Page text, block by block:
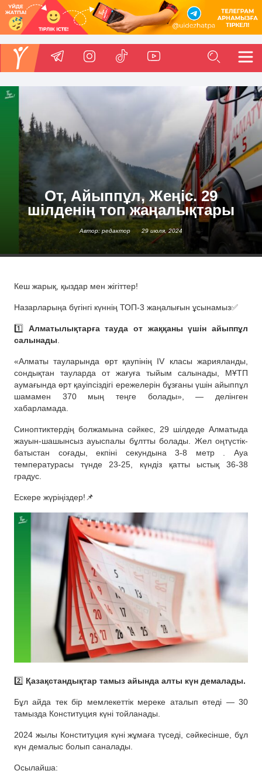
От, Айыппұл, Жеңіс. 29
шілденің топ жаңалықтары
Автор: редактор 29 июля, 2024
Кеш жарық, қыздар мен жігіттер!
Назарларыңа бүгінгі күннің ТОП-3 жаңалығын ұсынамыз✅
1️⃣ Алматылықтарға тауда от жаққаны үшін айыппұл
салынады.
«Алматы тауларында өрт қаупінің IV класы жарияланды,
сондықтан тауларда от жағуға тыйым салынады, МҰТП
аумағында өрт қауіпсіздігі ережелерін бұзғаны үшін айыппұл
шамамен 370 мың теңге болады», — делінген
хабарламада.
Синоптиктердің болжамына сәйкес, 29 шілдеде Алматыда
жауын-шашынсыз ауыспалы бұлтты болады. Жел оңтүстік-
батыстан соғады, екпіні секундына 3-8 метр . Ауа
температурасы түнде 23-25, күндіз қатты ыстық 36-38
градус.
Ескере жүріңіздер!📌
2️⃣ Қазақстандықтар тамыз айында алты күн демалады.
Бұл айда тек бір мемлекеттік мереке аталып өтеді — 30
тамызда Конституция күні тойланады.
2024 жылы Конституция күні жұмаға түседі, сәйкесінше, бұл
күн демалыс болып саналады.
Осылайша: